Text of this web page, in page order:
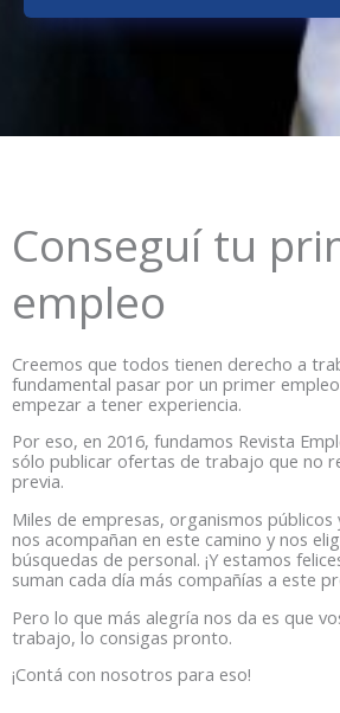
Conseguí tu
empleo
Creemos que todos tienen derecho a
fundamental pasar por un primer
empezar a tener experiencia.
Por eso, en 2016, fundamos Revista
sólo publicar ofertas de trabajo que no
previa.
Miles de empresas, organismos
nos acompañan en este camino y nos
búsquedas de personal. ¡Y estamos
suman cada día más compañías a este
Pero lo que más alegría nos da es que
trabajo, lo consigas pronto.
¡Contá con nosotros para eso!